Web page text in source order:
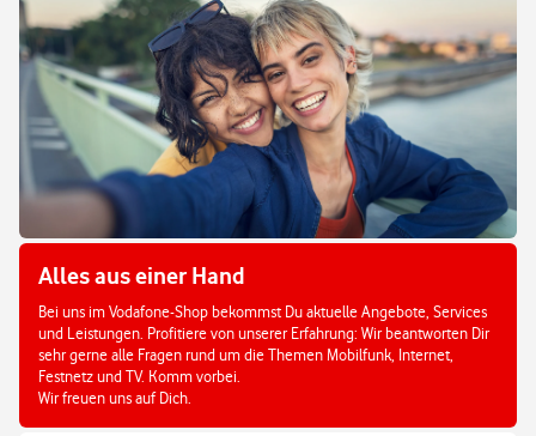
Alles aus einer Hand
Bei uns im Vodafone-Shop bekommst Du aktuelle Angebote, Services
und Leistungen. Profitiere von unserer Erfahrung: Wir beantworten Dir
sehr gerne alle Fragen rund um die Themen Mobilfunk, Internet,
Festnetz und TV. Komm vorbei.
Wir freuen uns auf Dich.